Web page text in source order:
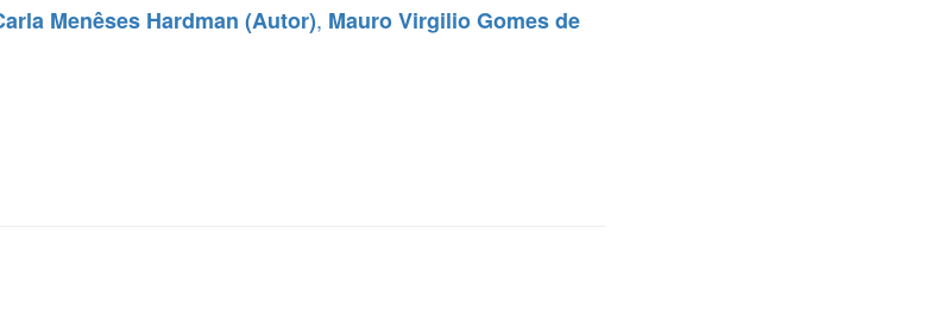
Menêses Hardman (Autor), Mauro Virgilio Gomes de